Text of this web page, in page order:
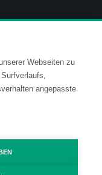
Webseiten zu
angepasste